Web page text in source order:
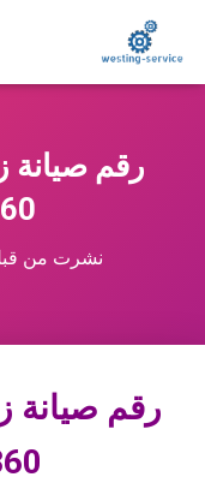
رقم صيانة
نشرت من
رقم صيانة